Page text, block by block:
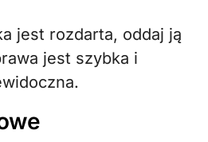
jest rozdarta, oddaj ją
jest szybka i